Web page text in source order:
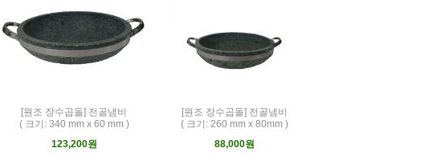
[원조 장수곱돌] 전골냄비
( 크기: 340 mm x 60 mm )
123,200원
[원조 장수곱돌] 전골냄비
( 크기: 260 mm x 80mm )
88,000원